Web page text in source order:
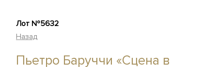
Лот №5632
Назад
Пьетро Баруччи «Сцена в